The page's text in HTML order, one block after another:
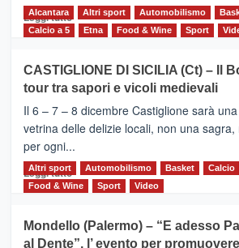
Leggi tutto Leggi
MOIO
ALCANTARA
–
Vivicittà,
alla
scoperta
del
territorio,
e
Alcantara Altri sport Automobilismo
Calcio a 5
Etna Food & Wine Sport
CASTIGLIONE DI SICILIA (Ct) – Il
tour tra sapori e vicoli medievali
Il 6 – 7 – 8 dicembre Castiglione sarà
vetrina delle delizie locali, non una
per ogni...
Leggi tuttoLeggi
di
CASTIGLIONE
Altri sport Automobilismo Basket Calcio
Food & Wine
Sport Video
Mondello (Palermo) – “E adesso
al Dente”, l’ evento per